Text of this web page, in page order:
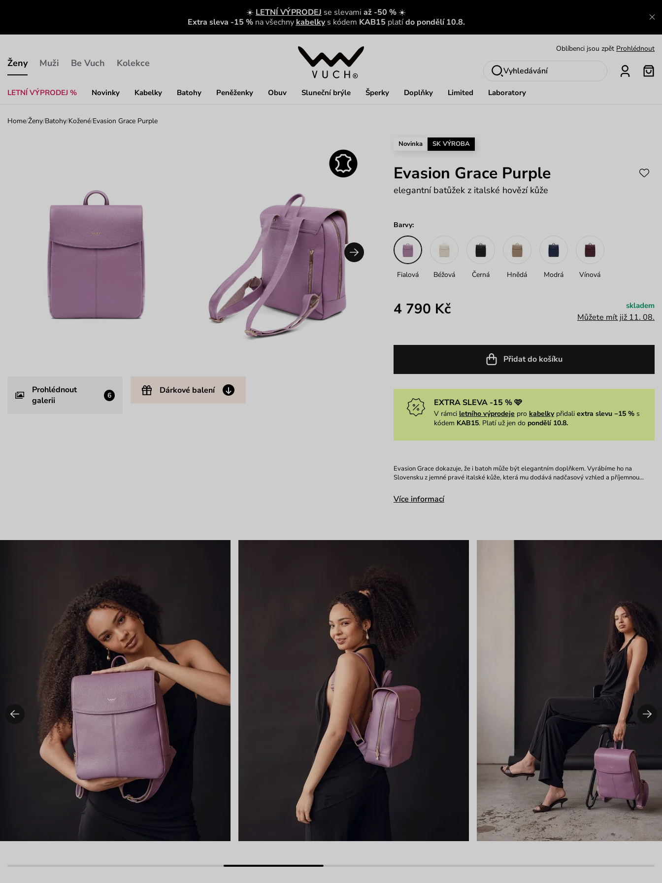
☀️ LETNÍ VÝPRODEJ se slevami až -50 % ☀️
Extra sleva -15 % na všechny kabelky s kódem KAB15 platído pondělí 10.8.
Ženy
LETNÍ VÝPRODEJ % Novinky Kabelky Batohy Peněženky Obuv Sluneční brýle Šperky Doplňky Limited Laboratory
Muži Be Vuch Kolekce
Nech se inspirovat Ukázat
Vyhledávání
Home/Ženy/Batohy/Kožené/Evasion Grace Purple
Prohlédnout
galerii
6 Dárkové balení
Novinka SK VÝROBA
Evasion Grace Purple
elegantní batůžek z italské hovězí kůže
Barvy:
Fialová Béžová Černá Hnědá Modrá Vínová
4 790 Kč skladem
Můžete mít již 11. 08.
Přidat do košíku
EXTRA SLEVA -15 % 🩷
V rámci letního výprodeje pro kabelkypřidali extra slevu −15 %s
kódem KAB15. Platí už jen do pondělí 10.8.
Evasion Grace dokazuje, že i batoh může být elegantním doplňkem. Vyrábíme ho na
Slovensku z jemné pravé italské kůže, která mu dodává nadčasový vzhled a příjemnou…
Více informací